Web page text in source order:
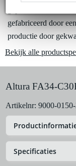
Huur meerdere
€ 2.500,-
Gratis
Al na 4
De
Snelle
gefabriceerd door
productie door
Bekijk alle
Altura FA34-
Artikelnr: 9000-
Specificaties